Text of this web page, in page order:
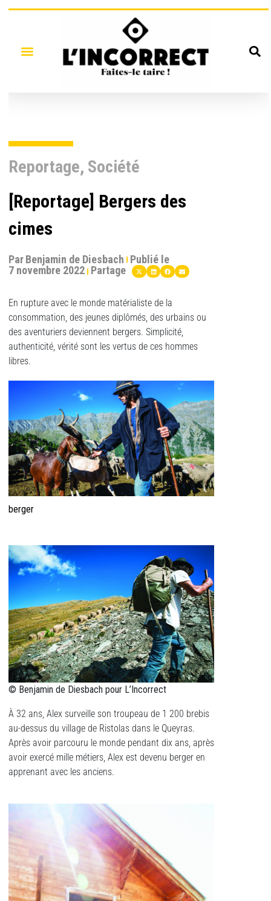
Reportage, Société
[Reportage] Bergers des
cimes
ParBenjamin de Diesbach Publié le
7 novembre 2022 Partage
En rupture avec le monde matérialiste de la
consommation, des jeunes diplômés, des urbains ou
des aventuriers deviennent bergers. Simplicité,
authenticité, vérité sont les vertus de ces hommes
libres.
berger
© Benjamin de Diesbach pour L’Incorrect
À 32 ans, Alex surveille son troupeau de 1 200 brebis
au-dessus du village de Ristolas dans le Queyras.
Après avoir parcouru le monde pendant dix ans, après
avoir exercé mille métiers, Alex est devenu berger en
apprenant avec les anciens.